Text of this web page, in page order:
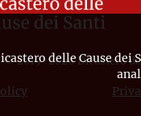
2019-2026 Dicastero
delle Cause dei